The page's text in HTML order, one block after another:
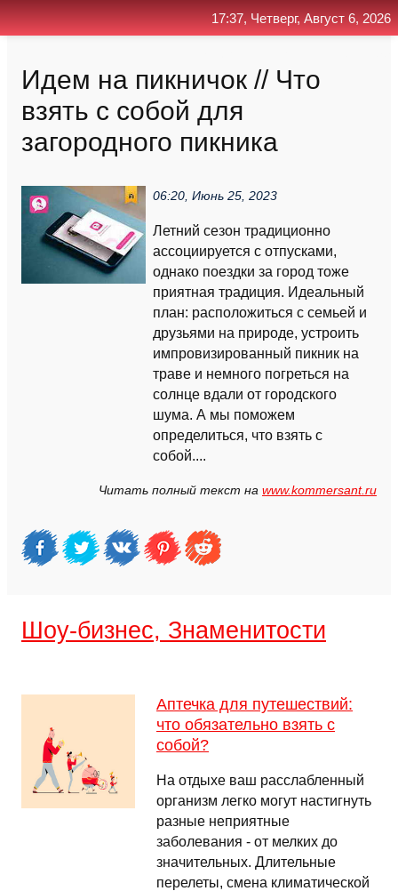
Идем на пикничок // Что
взять с собой для
загородного пикника
06:20, Июнь 25, 2023
Летний сезон традиционно
ассоциируется с отпусками,
однако поездки за город тоже
приятная традиция. Идеальный
план: расположиться с семьей и
друзьями на природе, устроить
импровизированный пикник на
траве и немного погреться на
солнце вдали от городского
шума. А мы поможем
определиться, что взять с
собой....
Читать полный текст на www.kommersant.ru
Шоу-бизнес, Знаменитости
Аптечка для путешествий:
что обязательно взять с
собой?
На отдыхе ваш расслабленный
организм легко могут настигнуть
разные неприятные
заболевания - от мелких до
значительных. Длительные
перелеты, смена климатической
17:37, Четверг, Август 6, 2026